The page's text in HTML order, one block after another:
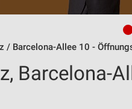
/ Barcelona-Allee 10 -
Barcelona-